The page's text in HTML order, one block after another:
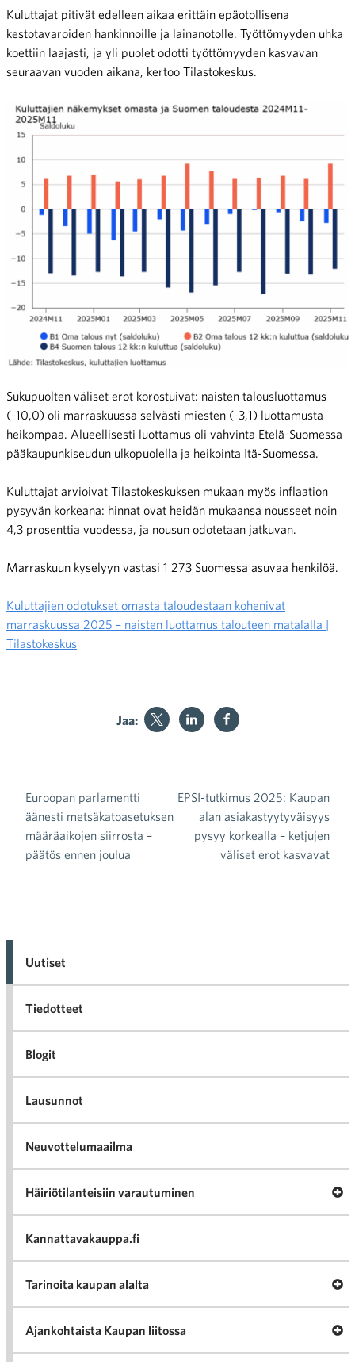
Kuluttajat pitivät edelleen aikaa erittäin epäotollisena
kestotavaroiden hankinnoille ja lainanotolle. Työttömyyden uhka
koettiin laajasti, ja yli puolet odotti työttömyyden kasvavan
seuraavan vuoden aikana, kertoo Tilastokeskus.
Sukupuolten väliset erot korostuivat: naisten talousluottamus
(-10,0) oli marraskuussa selvästi miesten (-3,1) luottamusta
heikompaa. Alueellisesti luottamus oli vahvinta Etelä-Suomessa
pääkaupunkiseudun ulkopuolella ja heikointa Itä-Suomessa.
Kuluttajat arvioivat Tilastokeskuksen mukaan myös inflaation
pysyvän korkeana: hinnat ovat heidän mukaansa nousseet noin
4,3 prosenttia vuodessa, ja nousun odotetaan jatkuvan.
Marraskuun kyselyyn vastasi 1 273 Suomessa asuvaa henkilöä.
Kuluttajien odotukset omasta taloudestaan kohenivat
marraskuussa 2025 – naisten luottamus talouteen matalalla |
Tilastokeskus
Jaa:
Artikkelien selaus
Euroopan parlamentti
äänesti metsäkatoasetuksen
määräaikojen siirrosta –
päätös ennen joulua
EPSI-tutkimus 2025: Kaupan
alan asiakastyytyväisyys
pysyy korkealla – ketjujen
väliset erot kasvavat
Uutiset
Tiedotteet
Blogit
Lausunnot
Neuvottelumaailma
Häiriötilanteisiin varautuminen
Kannattavakauppa.fi
Tarinoita kaupan alalta
Ajankohtaista Kaupan liitossa